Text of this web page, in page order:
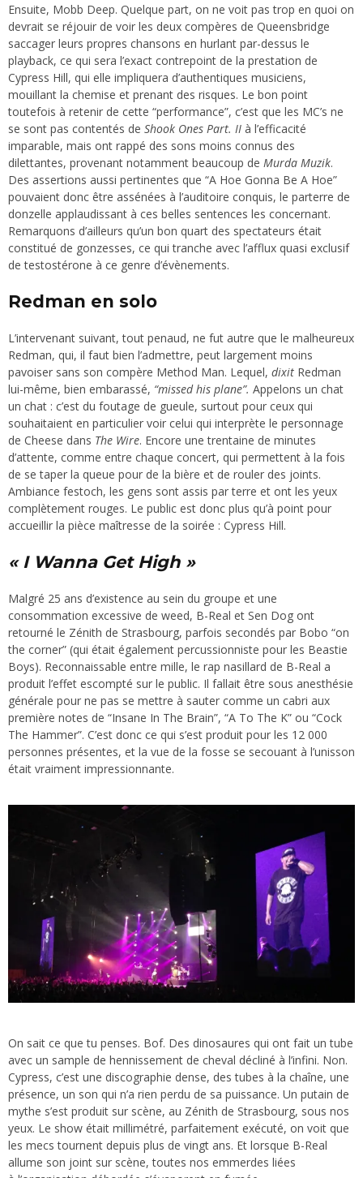
Ensuite, Mobb Deep. Quelque part, on ne voit pas trop en quoi on
devrait se réjouir de voir les deux compères de Queensbridge
saccager leurs propres chansons en hurlant par-dessus le
playback, ce qui sera l’exact contrepoint de la prestation de
Cypress Hill, qui elle impliquera d’authentiques musiciens,
mouillant la chemise et prenant des risques. Le bon point
toutefois à retenir de cette “performance”, c’est que les MC’s ne
se sont pas contentés de Shook Ones Part. II à l’efficacité
imparable, mais ont rappé des sons moins connus des
dilettantes, provenant notamment beaucoup de Murda Muzik.
Des assertions aussi pertinentes que “A Hoe Gonna Be A Hoe”
pouvaient donc être assénées à l’auditoire conquis, le parterre de
donzelle applaudissant à ces belles sentences les concernant.
Remarquons d’ailleurs qu’un bon quart des spectateurs était
constitué de gonzesses, ce qui tranche avec l’afflux quasi exclusif
de testostérone à ce genre d’évènements.
Redman en solo
L’intervenant suivant, tout penaud, ne fut autre que le malheureux
Redman, qui, il faut bien l’admettre, peut largement moins
pavoiser sans son compère Method Man. Lequel, dixit Redman
lui-même, bien embarassé, “missed his plane”. Appelons un chat
un chat : c’est du foutage de gueule, surtout pour ceux qui
souhaitaient en particulier voir celui qui interprète le personnage
de Cheese dans The Wire. Encore une trentaine de minutes
d’attente, comme entre chaque concert, qui permettent à la fois
de se taper la queue pour de la bière et de rouler des joints.
Ambiance festoch, les gens sont assis par terre et ont les yeux
complètement rouges. Le public est donc plus qu’à point pour
accueillir la pièce maîtresse de la soirée : Cypress Hill.
« I Wanna Get High »
Malgré 25 ans d’existence au sein du groupe et une
consommation excessive de weed, B-Real et Sen Dog ont
retourné le Zénith de Strasbourg, parfois secondés par Bobo “on
the corner” (qui était également percussionniste pour les Beastie
Boys). Reconnaissable entre mille, le rap nasillard de B-Real a
produit l’effet escompté sur le public. Il fallait être sous anesthésie
générale pour ne pas se mettre à sauter comme un cabri aux
première notes de “Insane In The Brain”, “A To The K” ou “Cock
The Hammer”. C’est donc ce qui s’est produit pour les 12 000
personnes présentes, et la vue de la fosse se secouant à l’unisson
était vraiment impressionnante.
On sait ce que tu penses. Bof. Des dinosaures qui ont fait un tube
avec un sample de hennissement de cheval décliné à l’infini. Non.
Cypress, c’est une discographie dense, des tubes à la chaîne, une
présence, un son qui n’a rien perdu de sa puissance. Un putain de
mythe s’est produit sur scène, au Zénith de Strasbourg, sous nos
yeux. Le show était millimétré, parfaitement exécuté, on voit que
les mecs tournent depuis plus de vingt ans. Et lorsque B-Real
allume son joint sur scène, toutes nos emmerdes liées